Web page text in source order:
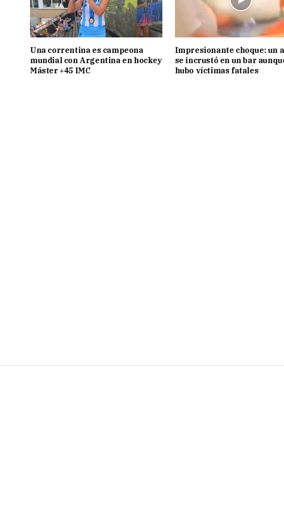
Una correntina es campeona
mundial con Argentina en hockey
Máster +45 IMC
Impresionante choque: un
se incrustó en un bar
hubo víctimas fatales